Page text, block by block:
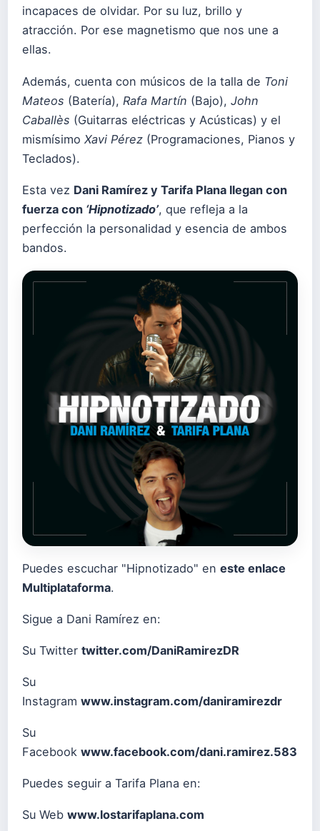
incapaces de olvidar. Por su luz, brillo y
atracción. Por ese magnetismo que nos une a
ellas.
Además, cuenta con músicos de la talla de Toni
Mateos (Batería), Rafa Martín (Bajo), John
Caballès (Guitarras eléctricas y Acústicas) y el
mismísimo Xavi Pérez (Programaciones, Pianos y
Teclados).
Esta vez Dani Ramírez y Tarifa Plana llegan con
fuerza con ‘Hipnotizado’, que refleja a la
perfección la personalidad y esencia de ambos
bandos.
Puedes escuchar "Hipnotizado" en este enlace
Multiplataforma.
Sigue a Dani Ramírez en:
Su Twitter twitter.com/DaniRamirezDR
Su
Instagram www.instagram.com/daniramirezdr
Su
Facebook www.facebook.com/dani.ramirez.583
Puedes seguir a Tarifa Plana en:
Su Web www.lostarifaplana.com